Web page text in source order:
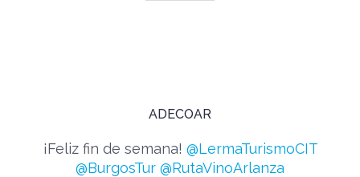
ADECOAR
¡Feliz fin de semana! @LermaTurismoCIT
@BurgosTur @RutaVinoArlanza